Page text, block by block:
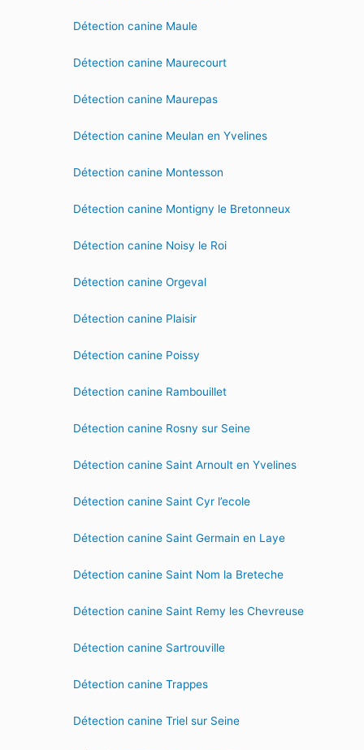
Détection canine Maule
Détection canine Maurecourt
Détection canine Maurepas
Détection canine Meulan en Yvelines
Détection canine Montesson
Détection canine Montigny le Bretonneux
Détection canine Noisy le Roi
Détection canine Orgeval
Détection canine Plaisir
Détection canine Poissy
Détection canine Rambouillet
Détection canine Rosny sur Seine
Détection canine Saint Arnoult en Yvelines
Détection canine Saint Cyr l’ecole
Détection canine Saint Germain en Laye
Détection canine Saint Nom la Breteche
Détection canine Saint Remy les Chevreuse
Détection canine Sartrouville
Détection canine Trappes
Détection canine Triel sur Seine